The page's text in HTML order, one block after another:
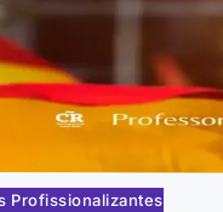
Profissionalizantes